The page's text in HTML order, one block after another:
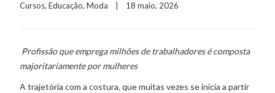
Cursos, Educação, Moda
    |    18 maio, 2026
Profissão que emprega milhões de trabalhadores é composta
majoritariamente por mulheres
A trajetória com a costura, que muitas vezes se inicia a partir